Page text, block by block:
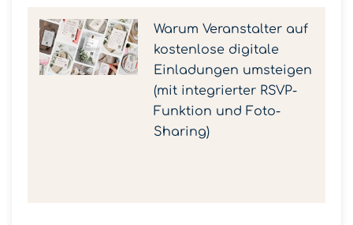
Warum Veranstalter auf
kostenlose digitale
Einladungen umsteigen
(mit integrierter RSVP-
Funktion und Foto-
Sharing)